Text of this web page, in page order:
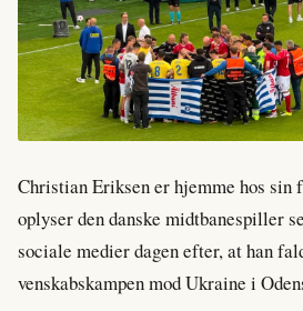
Christian Eriksen er hjemme hos sin
oplyser den danske midtbanespiller
sociale medier dagen efter, at han
venskabskampen mod Ukraine i